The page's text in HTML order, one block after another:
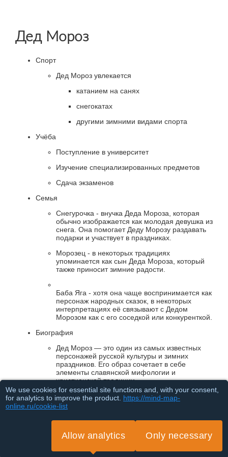
Дед Мороз
Спорт
Дед Мороз увлекается
катанием на санях
снегокатах
другими зимними видами спорта
Учёба
Поступление в университет
Изучение специализированных предметов
Сдача экзаменов
Семья
Снегурочка - внучка Деда Мороза, которая
обычно изображается как молодая девушка из
снега. Она помогает Деду Морозу раздавать
подарки и участвует в праздниках.
Морозец - в некоторых традициях
упоминается как сын Деда Мороза, который
также приносит зимние радости.
Баба Яга - хотя она чаще воспринимается как
персонаж народных сказок, в некоторых
интерпретациях её связывают с Дедом
Морозом как с его соседкой или конкуренткой.
Биография
Дед Мороз — это один из самых известных
персонажей русской культуры и зимних
праздников. Его образ сочетает в себе
элементы славянской мифологии и
христианской традиции.
Происхождение
Дед Мороз имеет корни в древних языческих
традициях. Ветераны зимнего солнечного
праздника и ритуалы, связанные с
создания образа зимнего дарителя. Его
духи зимы и холода, такие как Морозко,
We use cookies for essential site functions and, with your consent,
for analytics to improve the product. https://mind-map-
online.ru/cookie-list
Allow analytics Only necessary